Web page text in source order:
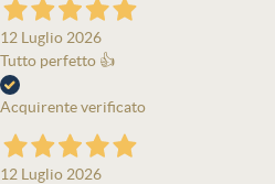
12 Luglio 2026
Tutto perfetto 👍
Acquirente verificato
12 Luglio 2026